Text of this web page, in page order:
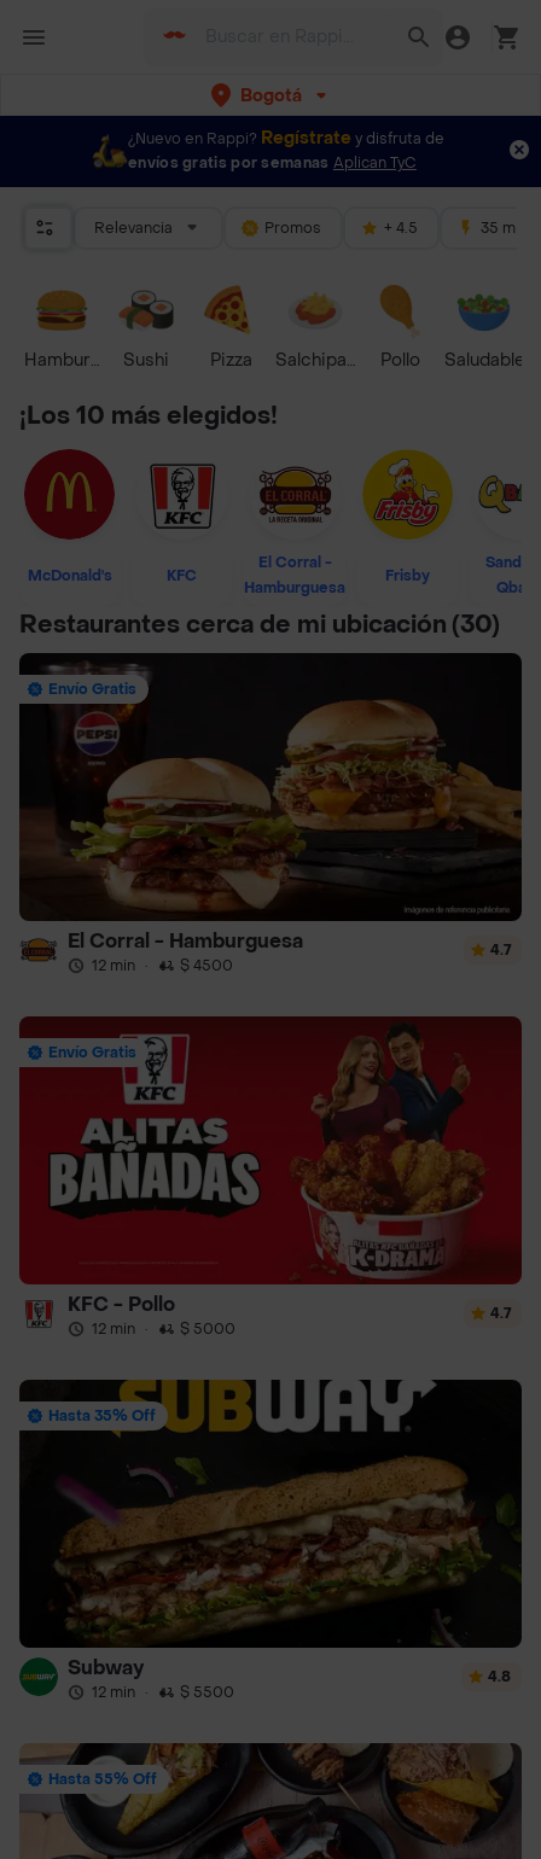
Bogotá
¿Nuevo en Rappi? Regístrate y disfruta de
envíos gratis por semanas Aplican TyC
Relevancia Promos + 4.5 35 mins
HamburguesaSushi Pizza Salchipapas Pollo Saludable
¡Los 10 más elegidos!
McDonald's KFC
El Corral -
Hamburguesa
Frisby
Restaurantes cerca de mi ubicación (30)
Envío Gratis
El Corral - Hamburguesa
12 min · $ 4500
4.7
Envío Gratis
KFC - Pollo
12 min · $ 5000
4.7
Hasta 35% Off
Subway
12 min · $ 5500
4.8
Hasta 55% Off